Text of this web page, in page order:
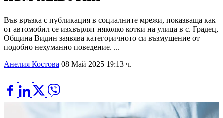
Във връзка с публикация в социалните мрежи, показваща как
от автомобил се изхвърлят няколко котки на улица в с. Градец,
Община Видин заявява категоричното си възмущение от
подобно нехуманно поведение. ...
Анелия Костова 08 Май 2025 19:13 ч.